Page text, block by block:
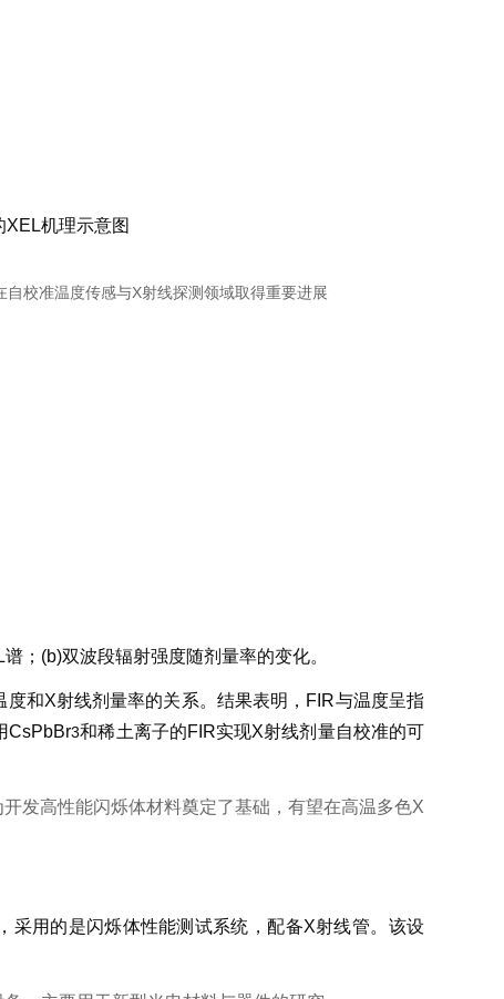
XEL机理示意图
；(b)双波段辐射强度随剂量率的变化。
X射线剂量率的关系。结果表明，FIR与温度呈指
CsPbBr3和稀土离子的FIR实现X射线剂量自校准的可
高性能闪烁体材料奠定了基础，有望在高温多色X
用的是闪烁体性能测试系统，配备X射线管。该设